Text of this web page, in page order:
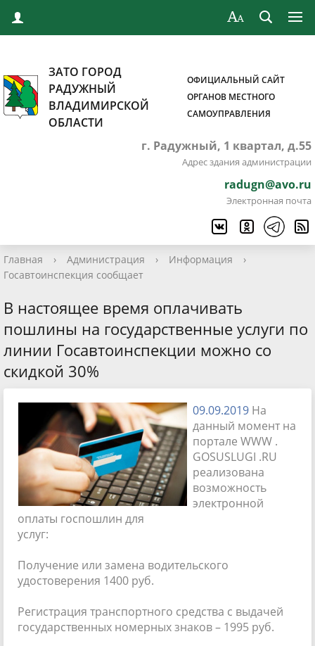
ЗАТО ГОРОД
РАДУЖНЫЙ
ВЛАДИМИРСКОЙ
ОБЛАСТИ
ОФИЦИАЛЬНЫЙ САЙТ
ОРГАНОВ МЕСТНОГО
САМОУПРАВЛЕНИЯ
г. Радужный, 1 квартал, д.55
Адрес здания администрации
radugn@avo.ru
Электронная почта
Главная › Администрация › Информация
›
Госавтоинспекция сообщает
В настоящее время оплачивать
пошлины на государственные услуги по
линии Госавтоинспекции можно со
скидкой 30%
09.09.2019 На
данный момент на
портале WWW .
GOSUSLUGI .RU
реализована
возможность
электронной
оплаты госпошлин для
услуг:
Получение или замена водительского
удостоверения 1400 руб.
Регистрация транспортного средства с выдачей
государственных номерных знаков – 1995 руб.